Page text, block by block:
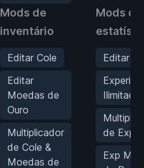
Mods de
inventário
Editar Cole
Editar
Moedas de
Ouro
Multiplicador
de Cole &
Moedas de
Mods de
Editar
Ilimitada
de Exp
Exp